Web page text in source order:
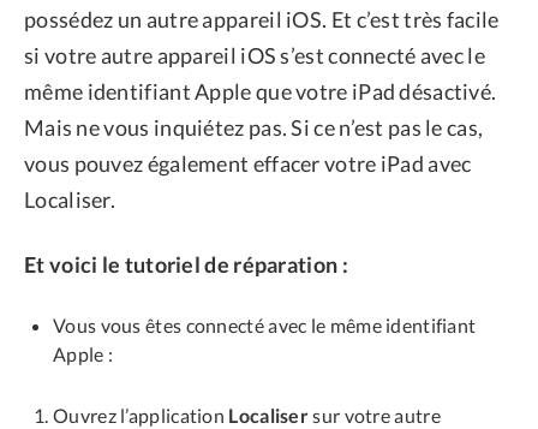
possédez un autre appareil iOS. Et c’est très facile
si votre autre appareil iOS s’est connecté avec le
même identifiant Apple que votre iPad désactivé.
Mais ne vous inquiétez pas. Si ce n’est pas le cas,
vous pouvez également effacer votre iPad avec
Localiser.
Et voici le tutoriel de réparation :
Vous vous êtes connecté avec le même identifiant
Apple :
Ouvrez l’application Localisersur votre autre